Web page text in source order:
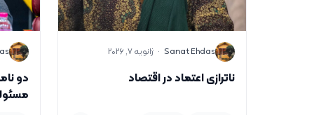
S
Sanat Ehdas
· ژانویه 7, 2026
ناترازی اعتماد در اقتصاد
S
دو